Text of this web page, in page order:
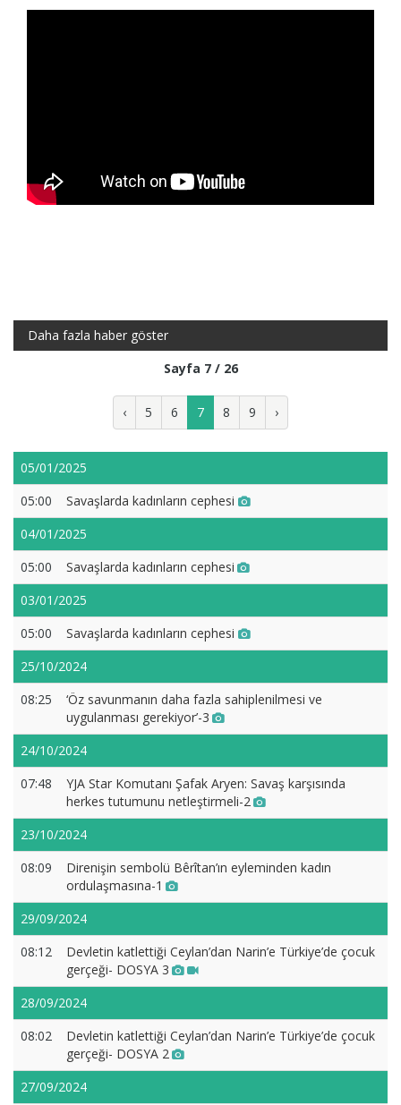
Daha fazla haber göster
Sayfa 7 / 26
‹ 5 6 7 8 9 ›
05/01/2025
05:00
Savaşlarda kadınların cephesi
04/01/2025
05:00
Savaşlarda kadınların cephesi
03/01/2025
05:00
Savaşlarda kadınların cephesi
25/10/2024
08:25
‘Öz savunmanın daha fazla sahiplenilmesi ve
uygulanması gerekiyor’-3
24/10/2024
07:48
YJA Star Komutanı Şafak Aryen: Savaş karşısında
herkes tutumunu netleştirmeli-2
23/10/2024
08:09
Direnişin sembolü Bêrîtan’ın eyleminden kadın
ordulaşmasına-1
29/09/2024
08:12
Devletin katlettiği Ceylan’dan Narin’e Türkiye’de çocuk
gerçeği- DOSYA 3
28/09/2024
08:02
Devletin katlettiği Ceylan’dan Narin’e Türkiye’de çocuk
gerçeği- DOSYA 2
27/09/2024